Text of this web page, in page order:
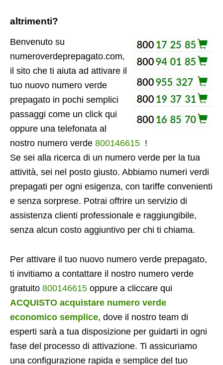
altrimenti?
Benvenuto su
numeroverdeprepagato.com,
il sito che ti aiuta ad attivare il
tuo nuovo numero verde
prepagato in pochi semplici
passaggi come un click qui
oppure una telefonata al
nostro numero verde 800146615 !
Se sei alla ricerca di un numero verde per la tua
attività, sei nel posto giusto. Abbiamo numeri verdi
prepagati per ogni esigenza, con tariffe convenienti
e senza sorprese. Potrai offrire un servizio di
assistenza clienti professionale e raggiungibile,
senza alcun costo aggiuntivo per chi ti chiama.
Per attivare il tuo nuovo numero verde prepagato,
ti invitiamo a contattare il nostro numero verde
gratuito 800146615 oppure a cliccare qui
ACQUISTO acquistare numero verde
economico semplice, dove il nostro team di
esperti sarà a tua disposizione per guidarti in ogni
fase del processo di attivazione. Ti assicuriamo
una configurazione rapida e semplice del tuo